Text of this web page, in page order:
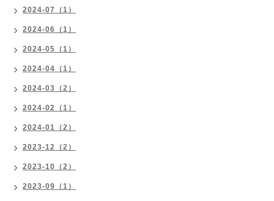
2024-07（1）
2024-06（1）
2024-05（1）
2024-04（1）
2024-03（2）
2024-02（1）
2024-01（2）
2023-12（2）
2023-10（2）
2023-09（1）